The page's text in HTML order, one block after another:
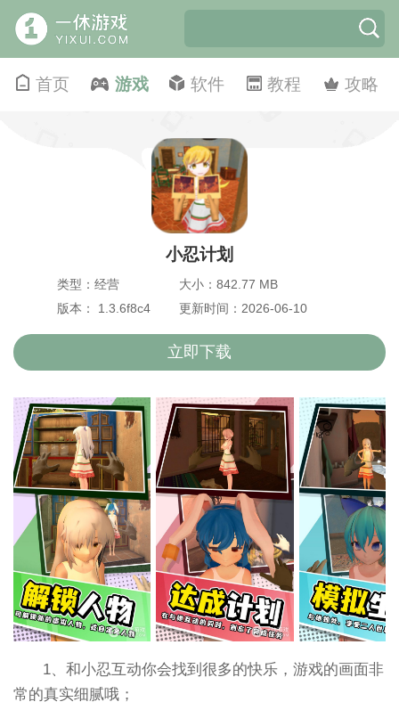
首页 游戏 软件 教程 攻略
小忍计划
类型：经营
大小：842.77 MB
版本： 1.3.6f8c4
更新时间：2026-06-10
立即下载
1、和小忍互动你会找到很多的快乐，游戏的画面非
常的真实细腻哦；